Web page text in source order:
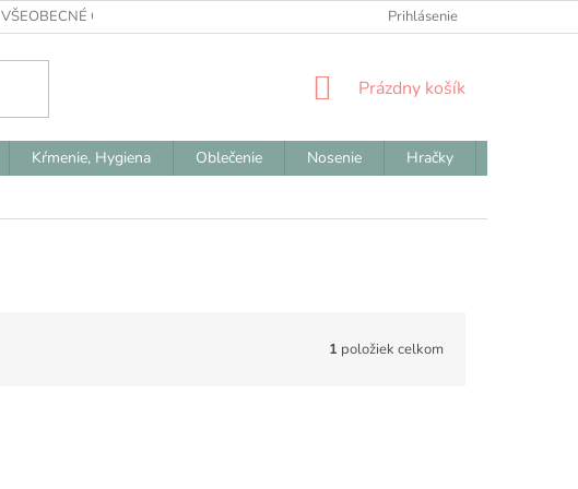
VŠEOBECNÉ OBCHODNÉ PODMIENKY ODSTÚPENIE OD ZMLUVY
Prihlásenie
NÁKUPNÝ
Prázdny košík
Kŕmenie, Hygiena Oblečenie Nosenie Hračky
1 položiek celkom